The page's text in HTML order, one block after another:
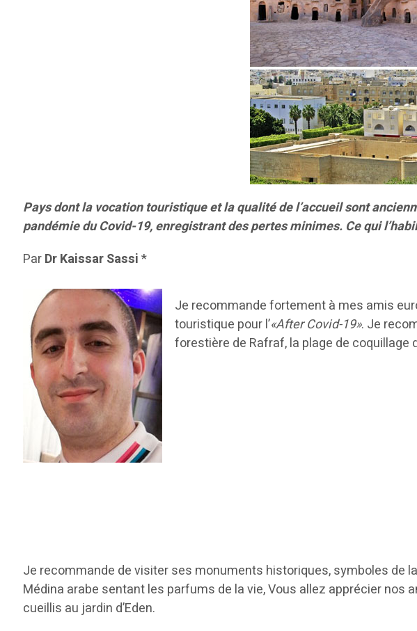
Pays dont la vocation touristique et la qualité de l’accueil sont
pandémie du Covid-19, enregistrant des pertes minimes. Ce qui
ParDr Kaissar Sassi*
Je recommande fortement à mes amis
touristique pour l’«After Covid-19». Je
forestière de Rafraf, la plage de coquillage
Je recommande de visiter ses monuments historiques, symboles de
Médina arabe sentant les parfums de la vie, Vous allez apprécier nos
cueillis au jardin d’Eden.